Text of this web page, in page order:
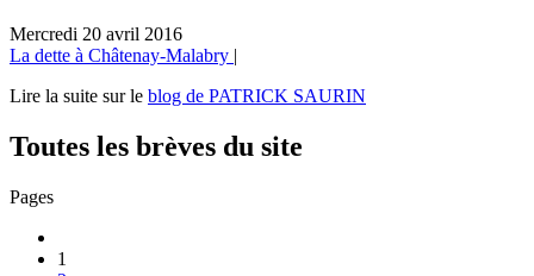
Mercredi 20 avril 2016
La dette à Châtenay-Malabry |
Lire la suite sur le blog de PATRICK SAURIN
Toutes les brèves du site
Pages
1